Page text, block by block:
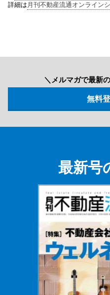
詳細は 月刊不動産流通オンライン
＼メルマガで最新
最新号